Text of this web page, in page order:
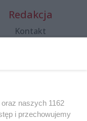
Redakcja
Kontakt
koncert z okazji
urodzin portalu
naszych 1162
i przechowujemy